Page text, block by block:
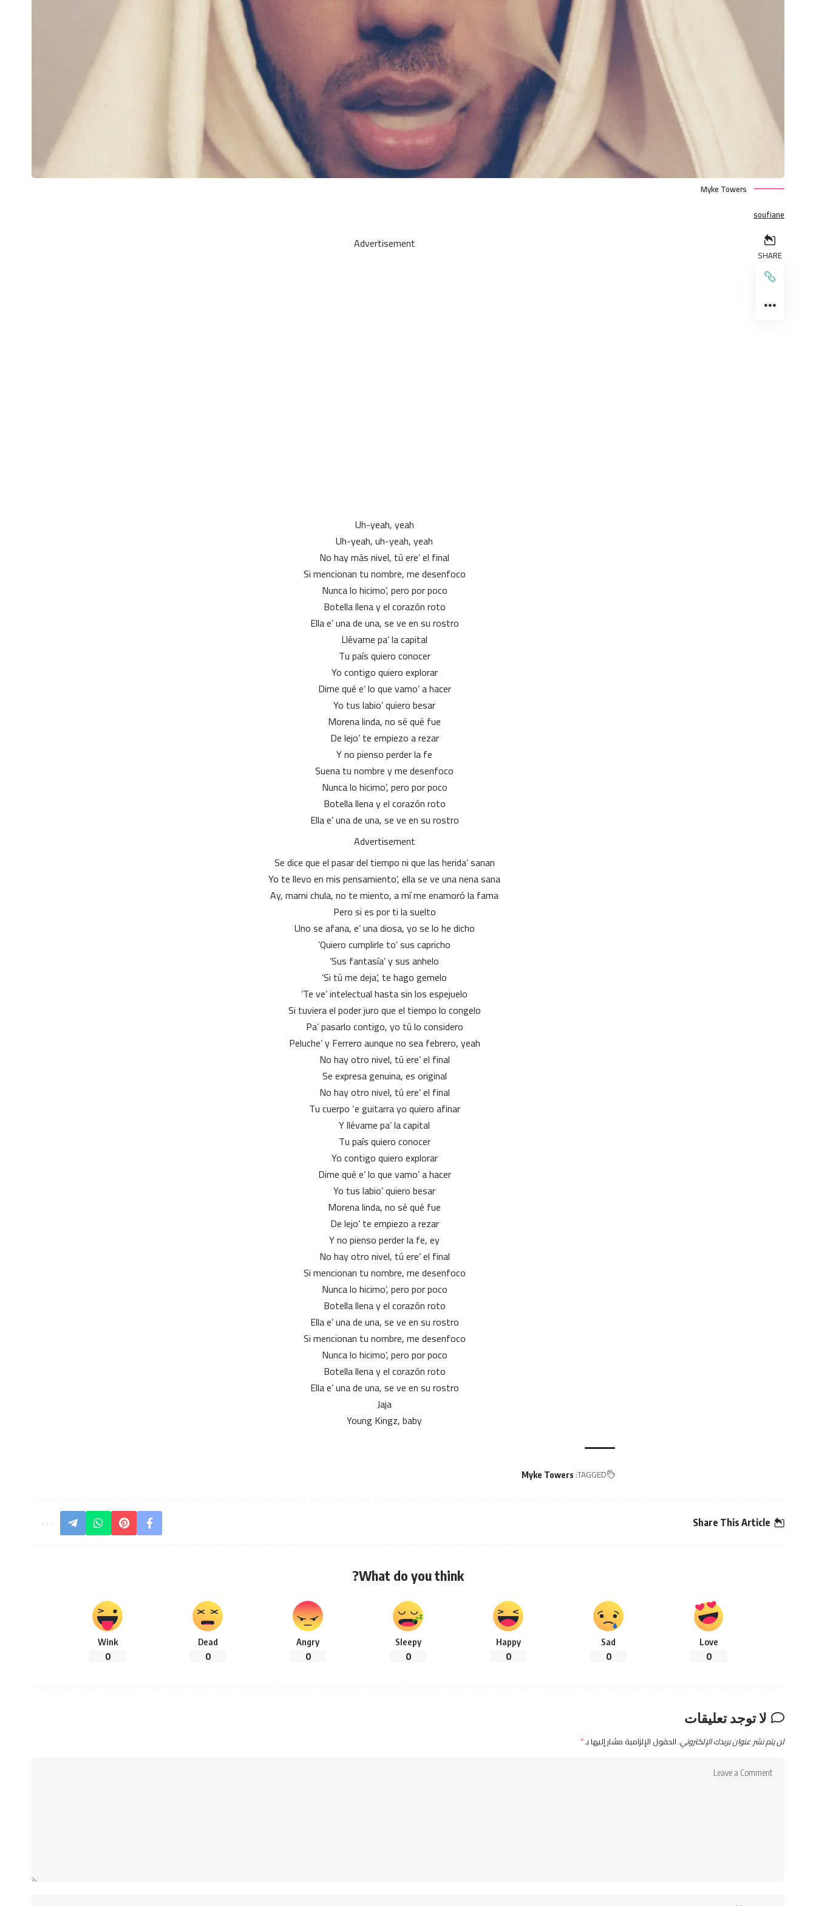
Myke Towers
soufiane
SHARE
Advertisement
Uh-yeah, yeah
Uh-yeah, uh-yeah, yeah
No hay más nivel, tú ere’ el final
Si mencionan tu nombre, me desenfoco
Nunca lo hicimo’, pero por poco
Botella llena y el corazón roto
Ella e’ una de una, se ve en su rostro
Llévame pa’ la capital
Tu país quiero conocer
Yo contigo quiero explorar
Dime qué e’ lo que vamo’ a hacer
Yo tus labio’ quiero besar
Morena linda, no sé qué fue
De lejo’ te empiezo a rezar
Y no pienso perder la fe
Suena tu nombre y me desenfoco
Nunca lo hicimo’, pero por poco
Botella llena y el corazón roto
Ella e’ una de una, se ve en su rostro
Advertisement
Se dice que el pasar del tiempo ni que las herida’ sanan
Yo te llevo en mis pensamiento’, ella se ve una nena sana
Ay, mami chula, no te miento, a mí me enamoró la fama
Pero si es por ti la suelto
Uno se afana, e’ una diosa, yo se lo he dicho
Quiero cumplirle to’ sus capricho’
Sus fantasía’ y sus anhelo’
Si tú me deja’, te hago gemelo’
Te ve’ intelectual hasta sin los espejuelo’
Si tuviera el poder juro que el tiempo lo congelo
Pa’ pasarlo contigo, yo tú lo considero
Peluche’ y Ferrero aunque no sea febrero, yeah
No hay otro nivel, tú ere’ el final
Se expresa genuina, es original
No hay otro nivel, tú ere’ el final
Tu cuerpo ‘e guitarra yo quiero afinar
Y llévame pa’ la capital
Tu país quiero conocer
Yo contigo quiero explorar
Dime qué e’ lo que vamo’ a hacer
Yo tus labio’ quiero besar
Morena linda, no sé qué fue
De lejo’ te empiezo a rezar
Y no pienso perder la fe, ey
No hay otro nivel, tú ere’ el final
Si mencionan tu nombre, me desenfoco
Nunca lo hicimo’, pero por poco
Botella llena y el corazón roto
Ella e’ una de una, se ve en su rostro
Si mencionan tu nombre, me desenfoco
Nunca lo hicimo’, pero por poco
Botella llena y el corazón roto
Ella e’ una de una, se ve en su rostro
Jaja
Young Kingz, baby
TAGGED:
Myke Towers
Share This Article
What do you think?
Love
0
Sad
0
Happy
0
Sleepy
0
Angry
0
Dead
0
Wink
0
لا توجد تعليقات
لن يتم نشر عنوان بريدك الإلكتروني. الحقول الإلزامية مشار إليها بـ*